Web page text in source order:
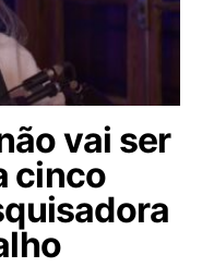
vai ser
cinco